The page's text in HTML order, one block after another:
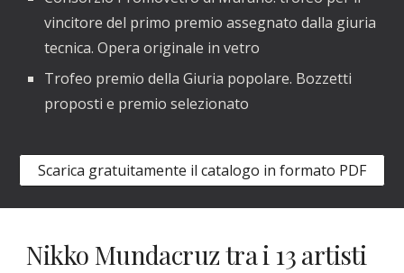
vincitore del primo premio assegnato dalla giuria
tecnica. Opera originale in vetro
Trofeo premio della Giuria popolare. Bozzetti
proposti e premio selezionato
Scarica gratuitamente il catalogo in formato PDF
Nikko Mundacruz tra i 13 artisti